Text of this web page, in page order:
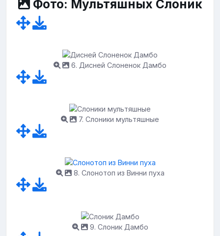
Фото: Мультяшных Слоник
6. Дисней Слоненок Дамбо
7. Слоники мультяшные
8. Слонотоп из Винни пуха
9. Слоник Дамбо